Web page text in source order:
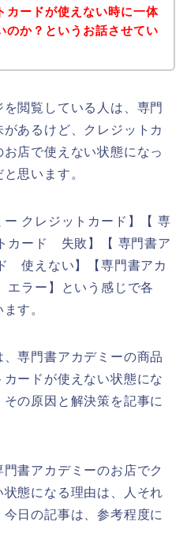
カードが使えない時に一体
のか？というお話させてい
閲覧している人は、専門
あるけど、クレジットカ
店で使えない状態になっ
思います。
クレジットカード】【 専
カード 失敗】【 専門書ア
使えない】【専門書アカ
ラー】という感じで各
す。
専門書アカデミーの商品
ードが使えない状態にな
の原因と解決策を記事に
書アカデミーのお店でク
態になる理由は、人それ
日の記事は、参考程度に